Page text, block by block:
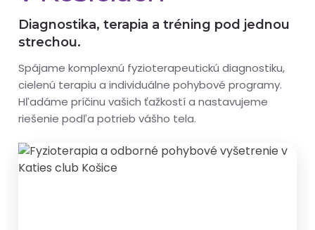
Diagnostika, terapia a tréning pod jednou
strechou.
Spájame komplexnú fyzioterapeutickú diagnostiku,
cielenú terapiu a individuálne pohybové programy.
Hľadáme príčinu vašich ťažkostí a nastavujeme
riešenie podľa potrieb vášho tela.